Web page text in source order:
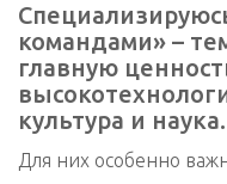
командами» –
главную
культура и наука.
Для них особенно